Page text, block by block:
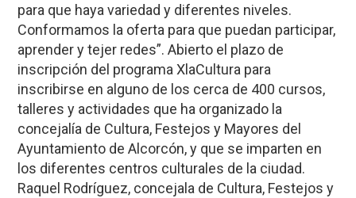
para que haya variedad y diferentes niveles.
Conformamos la oferta para que puedan participar,
aprender y tejer redes”. Abierto el plazo de
inscripción del programa XlaCultura para
inscribirse en alguno de los cerca de 400 cursos,
talleres y actividades que ha organizado la
concejalía de Cultura, Festejos y Mayores del
Ayuntamiento de Alcorcón, y que se imparten en
los diferentes centros culturales de la ciudad.
Raquel Rodríguez, concejala de Cultura, Festejos y